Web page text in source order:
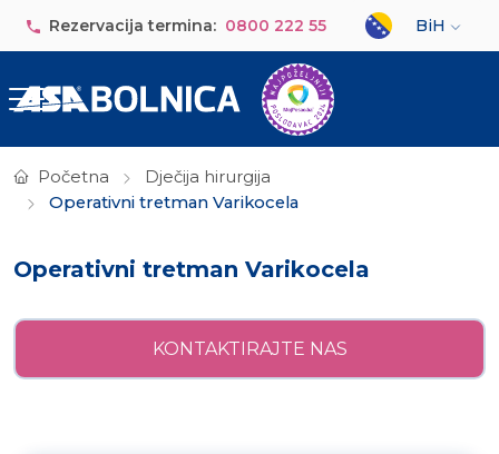
Rezervacija termina: 0800 222 55
Select your
BiH
Početna
Dječija hirurgija
Operativni tretman Varikocela
Operativni tretman Varikocela
KONTAKTIRAJTE NAS